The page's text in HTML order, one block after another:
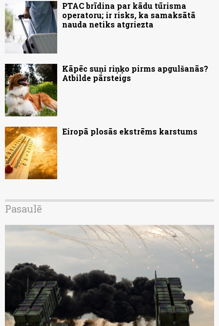
PTAC brīdina par kādu tūrisma
operatoru; ir risks, ka samaksātā
nauda netiks atgriezta
Kāpēc suņi riņķo pirms apgulšanās?
Atbilde pārsteigs
Eiropā plosās ekstrēms karstums
Pasaulē